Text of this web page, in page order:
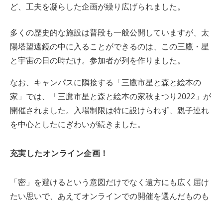
ど、工夫を凝らした企画が繰り広げられました。
多くの歴史的な施設は普段も一般公開していますが、太
陽塔望遠鏡の中に入ることができるのは、この三鷹・星
と宇宙の日の時だけ。参加者が列を作りました。
なお、キャンパスに隣接する「三鷹市星と森と絵本の
家」では、「三鷹市星と森と絵本の家秋まつり2022」が
開催されました。入場制限は特に設けられず、親子連れ
を中心としたにぎわいが続きました。
充実したオンライン企画！
「密」を避けるという意図だけでなく遠方にも広く届け
たい思いで、あえてオンラインでの開催を選んだものも